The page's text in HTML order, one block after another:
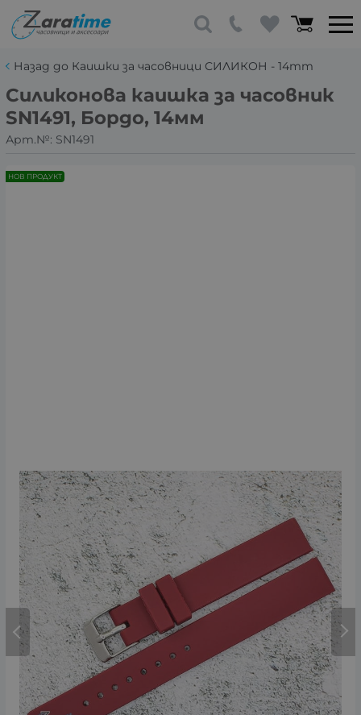
Назад до Каишки за часовници СИЛИКОН - 14mm
Силиконова каишка за часовник
SN1491, Бордо, 14мм
Арт.№: SN1491
НОВ ПРОДУКТ